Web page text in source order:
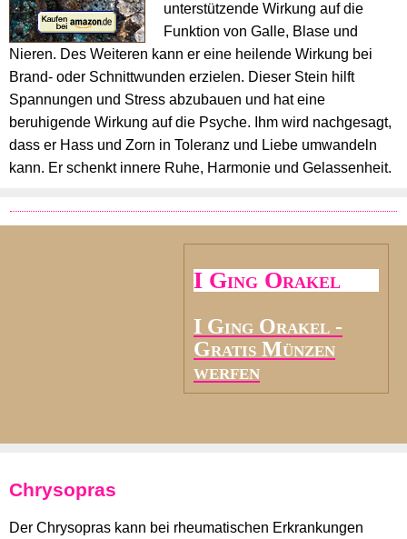
unterstützende Wirkung auf die
Funktion von Galle, Blase und
Nieren. Des Weiteren kann er eine heilende Wirkung bei
Brand- oder Schnittwunden erzielen. Dieser Stein hilft
Spannungen und Stress abzubauen und hat eine
beruhigende Wirkung auf die Psyche. Ihm wird nachgesagt,
dass er Hass und Zorn in Toleranz und Liebe umwandeln
kann. Er schenkt innere Ruhe, Harmonie und Gelassenheit.
I Ging Orakel
I Ging Orakel -
Gratis Münzen
werfen
Chrysopras
Der Chrysopras kann bei rheumatischen Erkrankungen